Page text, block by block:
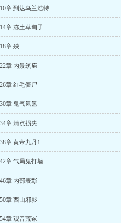
章 到达乌兰浩特
章 冻土草甸子
章 殃
章 内景筑庙
章 红毛僵尸
章 鬼气氤氲
章 清点损失
章 黄帝九丹1
章 气局鬼打墙
章 内部表彰
章 西山邪影
章 观音荒冢